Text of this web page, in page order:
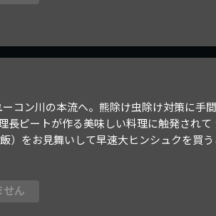
コン川の本流へ。熊除け虫除け対策に手
長ピートが作る美味しい料理に触発され
）をお見舞いして早速大ヒンシュクを買う
せん